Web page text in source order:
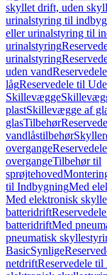
skyllet drift, uden
urinalstyring til
eller urinalstyring til
urinalstyring
urinalstyring
uden vand
lågReservedele til
Skillevægge
plastSkillevægge af
glasTilbehør
vandlåstilbehør
overgange
overgangeTilbehør til
sprøjtehoved
til IndbygningMed
Med elektronisk
batteridrift
batteridriftMed
pneumatisk
BasicSynlige
netdriftReservedele